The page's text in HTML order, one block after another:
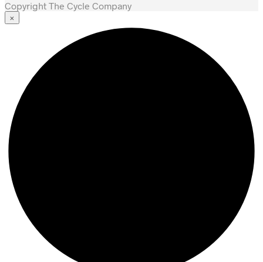
Copyright The Cycle Company
×